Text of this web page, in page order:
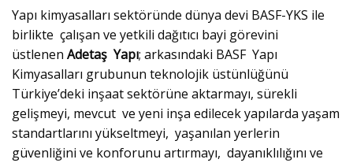
Yapı kimyasalları sektöründe dünya devi BASF-YKS ile
birlikte çalışan ve yetkili dağıtıcı bayi görevini
üstlenen Adetaş Yapı; arkasındaki BASF Yapı
Kimyasalları grubunun teknolojik üstünlüğünü
Türkiye’deki inşaat sektörüne aktarmayı, sürekli
gelişmeyi, mevcut ve yeni inşa edilecek yapılarda yaşam
standartlarını yükseltmeyi, yaşanılan yerlerin
güvenliğini ve konforunu artırmayı, dayanıklılığını ve